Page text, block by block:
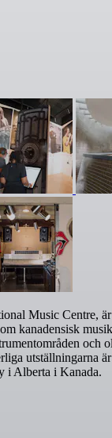
Music Centre,
kanadensisk
och
utställningarna
i Alberta i Kanada.